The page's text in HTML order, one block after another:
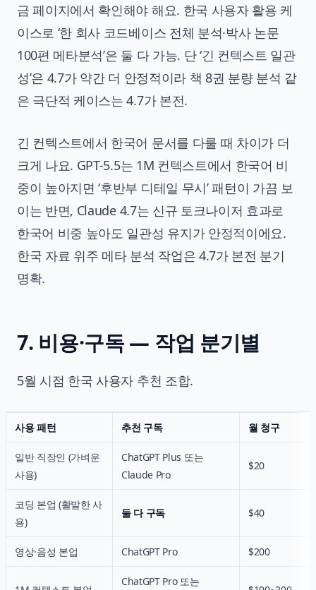
금 페이지에서 확인해야 해요. 한국 사용자 활용 케
이스로 ‘한 회사 코드베이스 전체 분석·박사 논문
100편 메타분석’은 둘 다 가능. 단 ‘긴 컨텍스트 일관
성’은 4.7가 약간 더 안정적이라 책 8권 분량 분석 같
은 극단적 케이스는 4.7가 본전.
긴 컨텍스트에서 한국어 문서를 다룰 때 차이가 더
크게 나요. GPT-5.5는 1M 컨텍스트에서 한국어 비
중이 높아지면 ‘후반부 디테일 무시’ 패턴이 가끔 보
이는 반면, Claude 4.7는 신규 토크나이저 효과로
한국어 비중 높아도 일관성 유지가 안정적이에요.
한국 자료 위주 메타 분석 작업은 4.7가 본전 분기
명확.
7. 비용·구독 — 작업 분기별
5월 시점 한국 사용자 추천 조합.
사용 패턴 추천 구독 월 청구
일반 직장인 (가벼운
사용)
ChatGPT Plus 또는
Claude Pro
$20
코딩 본업 (활발한 사
용)
둘 다 구독 $40
영상·음성 본업 ChatGPT Pro $200
ChatGPT Pro 또는